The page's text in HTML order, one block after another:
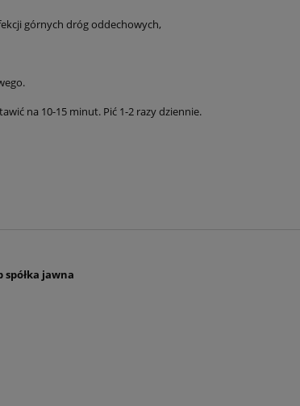
górnych dróg oddechowych,
na 10-15 minut. Pić 1-2 razy dziennie.
spółka jawna